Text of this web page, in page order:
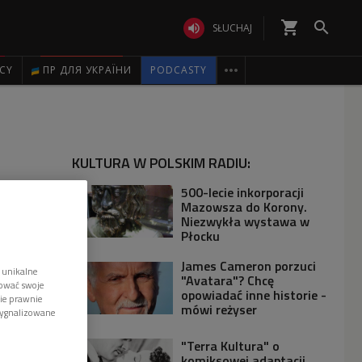
 SŁUCHAJ shopping_cart 
ПР ДЛЯ УКРАЇНИ PODCASTY 
KULTURA W POLSKIM RADIU:
500-lecie inkorporacji
Mazowsza do Korony.
Niezwykła wystawa w
Płocku
James Cameron porzuci
"Avatara"? Chcę
opowiadać inne historie -
mówi reżyser
"Terra Kultura" o
swoje
prawnie